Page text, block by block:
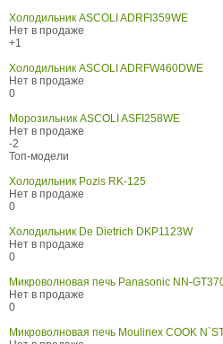
Холодильник ASCOLI ADRFI359WE
Нет в продаже
+1
Холодильник ASCOLI ADRFW460DWE
Нет в продаже
0
Морозильник ASCOLI ASFI258WE
Нет в продаже
-2
Топ-модели
Холодильник Pozis RK-125
Нет в продаже
0
Холодильник De Dietrich DKP1123W
Нет в продаже
0
Микроволновая печь Panasonic NN-
Нет в продаже
0
Микроволновая печь Moulinex COOK